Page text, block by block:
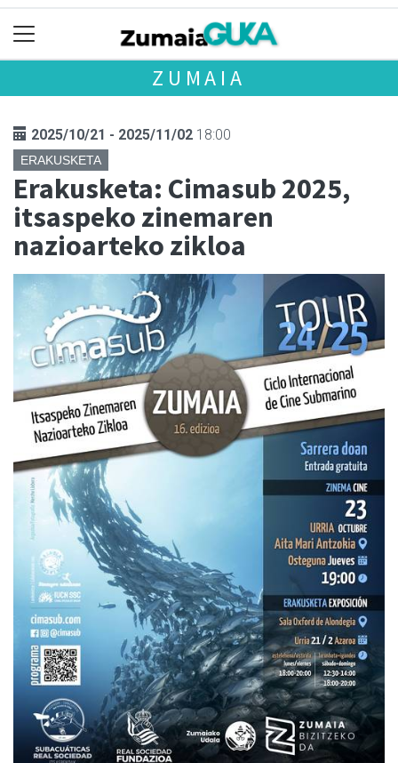
ZUMAIA
2025/10/21 - 2025/11/02 18:00
ERAKUSKETA
Erakusketa: Cimasub 2025,
itsaspeko zinemaren
nazioarteko zikloa